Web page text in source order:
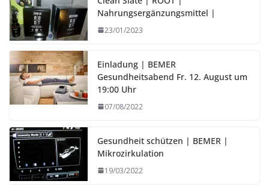
Nahrungsergänzungsmittel |
23/01/2023
Einladung | BEMER
Gesundheitsabend Fr. 12. August um
19:00 Uhr
07/08/2022
Gesundheit schützen | BEMER |
Mikrozirkulation
19/03/2022